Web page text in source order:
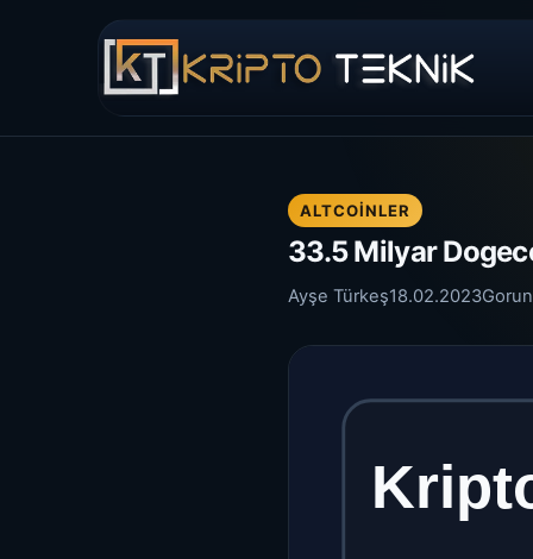
ALTCOINLER
33.5 Milyar
Ayşe Türkeş18.02.2023